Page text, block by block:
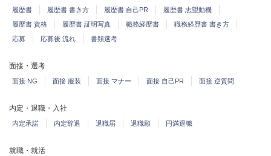
履歴書 履歴書 書き方 履歴書 自己PR
履歴書 志望動機
履歴書 資格
履歴書 証明写真 職務経歴書
職務経歴書 書き方
応募
応募後 流れ 書類選考
面接・選考
面接 NG 面接 服装 面接 マナー 面接 自己PR 面接 逆質問
内定・退職・入社
内定承諾 内定辞退 退職届 退職願 円満退職
就職・就活